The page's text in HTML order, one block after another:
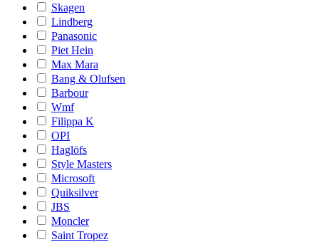
Skagen
Lindberg
Panasonic
Piet Hein
Max Mara
Bang & Olufsen
Barbour
Wmf
Filippa K
OPI
Haglöfs
Style Masters
Microsoft
Quiksilver
JBS
Moncler
Saint Tropez